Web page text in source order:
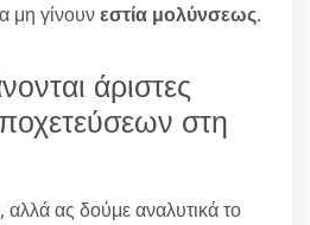
μη γίνουνεστία μολύνσεως.
άριστες
στη
ας δούμε αναλυτικά το